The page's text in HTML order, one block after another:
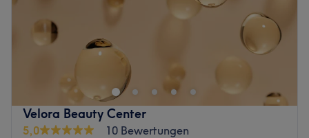
Velora Beauty Center
5,0
10 Bewertungen